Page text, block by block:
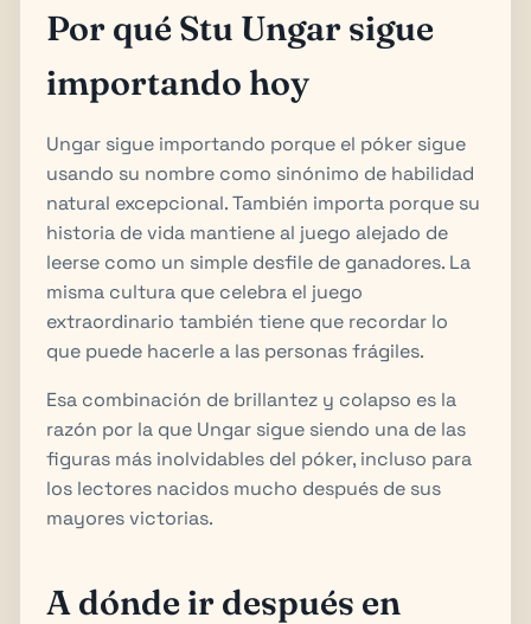
Por qué Stu Ungar sigue
importando hoy
Ungar sigue importando porque el póker sigue
usando su nombre como sinónimo de habilidad
natural excepcional. También importa porque su
historia de vida mantiene al juego alejado de
leerse como un simple desfile de ganadores. La
misma cultura que celebra el juego
extraordinario también tiene que recordar lo
que puede hacerle a las personas frágiles.
Esa combinación de brillantez y colapso es la
razón por la que Ungar sigue siendo una de las
figuras más inolvidables del póker, incluso para
los lectores nacidos mucho después de sus
mayores victorias.
A dónde ir después en